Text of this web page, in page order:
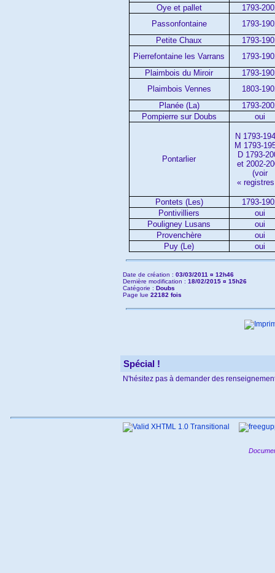
Oye et pallet
1793-
Passonfontaine
1793-
Petite Chaux
1793-
Pierrefontaine les Varrans
1793-
Plaimbois du Miroir
1793-
Plaimbois Vennes
1803-
Planée (La)
1793-
Pompierre sur Doubs
oui
Pontarlier
N 1793-
M 1793-
D 1793-
et 2002-
(voir
«
Pontets (Les)
1793-
Pontivilliers
oui
Pouligney Lusans
oui
Provenchère
oui
Puy (Le)
oui
Date de création : 03/03/2011 ¤ 12h46
Dernière modification : 18/02/2015 ¤ 15h26
Catégorie : Doubs
Page lue 22182 fois
Spécial !
N'hésitez pas à demander des